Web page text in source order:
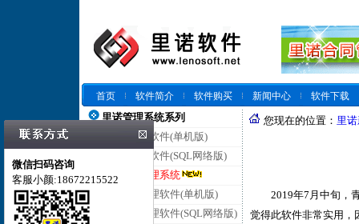
首页 软件简介 软件购买 新闻中心
软件下载
里诺管理系统系列
里诺仓库管理软件(单机版)
里诺仓库管理软件(SQL网络版)
里诺云仓库管理系统
里诺进销存管理软件(单机版)
里诺进销存管理软件(SQL网络版)
您现在的位置： 里
2019年7月中旬，青
觉得此软件非常实用，
微信扫码咨询
客服小颜:18672215522